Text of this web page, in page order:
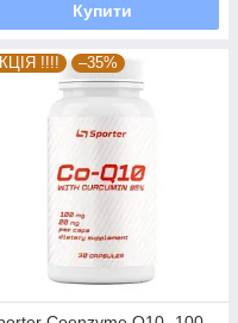
Купити
!!!! –35%